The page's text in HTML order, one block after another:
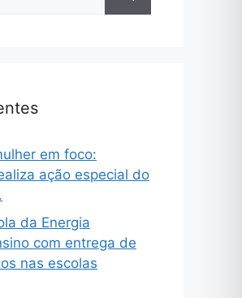
em foco:
ação especial do
da Energia
com entrega de
nas escolas